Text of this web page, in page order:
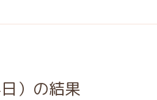
）の結果